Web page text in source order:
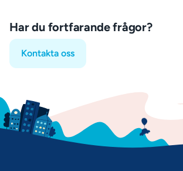
Har du fortfarande frågor?
Kontakta oss